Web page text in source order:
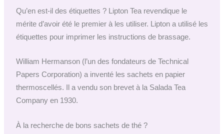
Qu’en est-il des étiquettes ? Lipton Tea revendique le
mérite d’avoir été le premier à les utiliser. Lipton a utilisé les
étiquettes pour imprimer les instructions de brassage.
William Hermanson (l’un des fondateurs de Technical
Papers Corporation) a inventé les sachets en papier
thermoscellés. Il a vendu son brevet à la Salada Tea
Company en 1930.
À la recherche de bons sachets de thé ?